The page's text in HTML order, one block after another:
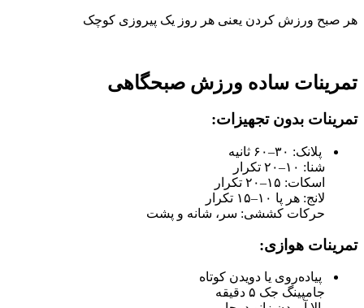
هر صبح ورزش کردن یعنی هر روز یک پیروزی کوچک
تمرینات ساده ورزش صبحگاهی
تمرینات بدون تجهیزات:
پلانک: ۳۰–۶۰ ثانیه
شنا: ۱۰–۲۰ تکرار
اسکات: ۱۵–۲۰ تکرار
لانج: هر پا ۱۰–۱۵ تکرار
حرکات کششی: سر، شانه و پشت
تمرینات هوازی:
پیاده‌روی یا دویدن کوتاه
جامپینگ جک ۵ دقیقه